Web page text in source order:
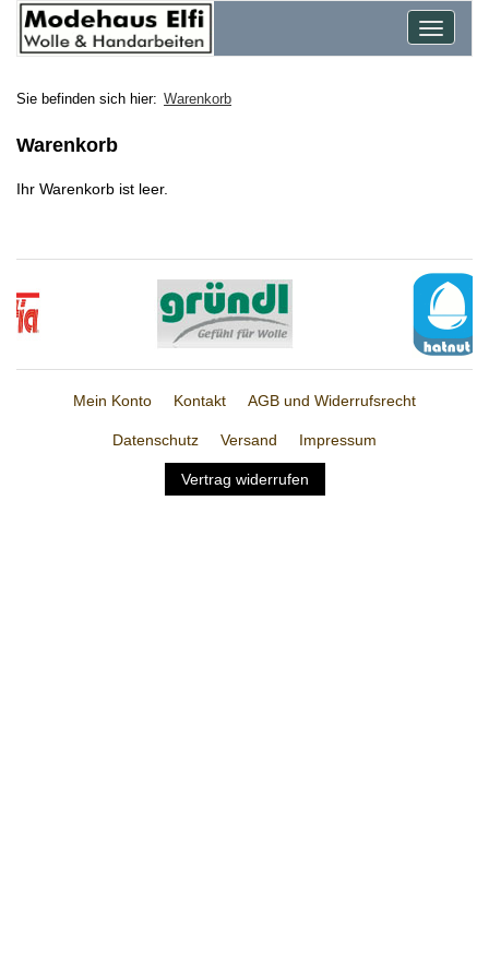
Toggle
Sie befinden sich hier: Warenkorb
Warenkorb
Ihr Warenkorb ist leer.
Mein Konto Kontakt AGB und Widerrufsrecht
Datenschutz Versand Impressum
Vertrag widerrufen